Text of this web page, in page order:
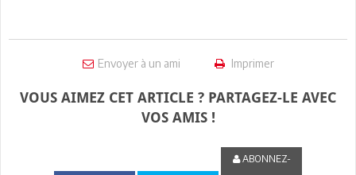
Envoyer à un ami Imprimer
VOUS AIMEZ CET ARTICLE ? PARTAGEZ-LE AVEC
VOS AMIS !
ABONNEZ-